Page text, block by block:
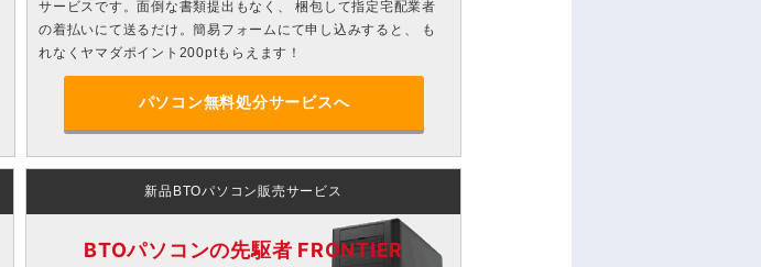
サービスです。面倒な書類提出もなく、 梱包して指定宅配業者
の着払いにて送るだけ。簡易フォームにて申し込みすると、 も
れなくヤマダポイント200ptもらえます！
パソコン無料処分サービスへ
新品BTOパソコン販売サービス
BTOパソコンの先駆者 FRONTIER